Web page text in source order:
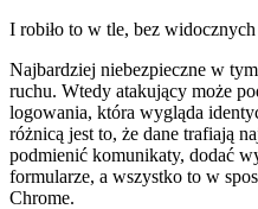
I robiło to w tle, bez
Najbardziej niebezpieczne w
ruchu. Wtedy atakujący może
logowania, która wygląda
różnicą jest to, że dane trafiają
podmienić komunikaty, dodać
formularze, a wszystko to w
Chrome.